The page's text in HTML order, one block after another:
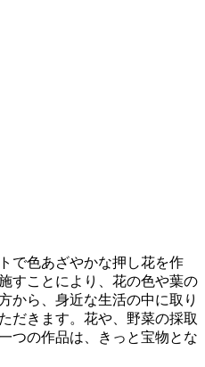
で色あざやかな押し花を作
すことにより、花の色や葉の
から、身近な生活の中に取り
だきます。花や、野菜の採取
つの作品は、きっと宝物とな